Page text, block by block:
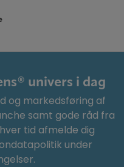
univers i dag
og markedsføring af
samt gode råd fra
tid afmelde dig
under